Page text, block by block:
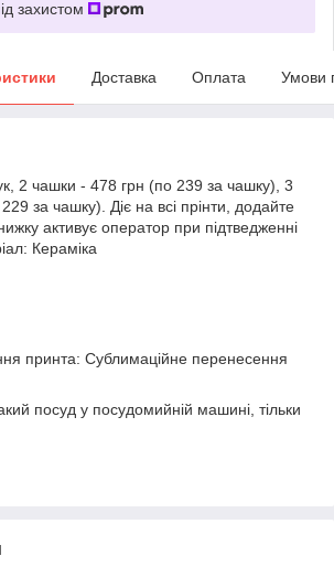
захистом
Доставка Оплата Умови
2 чашки - 478 грн (по 239 за чашку), 3
за чашку). Діє на всі прінти, додайте
активує оператор при підтведженні
Кераміка
принта: Сублимаційне перенесення
посуд у посудомийній машині, тільки